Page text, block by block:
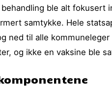
ble alt fokusert
samtykke. Hele
ned til alle
og ikke en vaksine ble